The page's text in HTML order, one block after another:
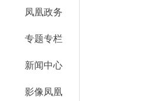
凤凰政务
专题专栏
新闻中心
影像凤凰